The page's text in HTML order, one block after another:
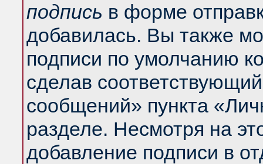
подпись в форме
добавилась. Вы также
подписи по умолчанию
сделав
сообщений» пункта
разделе. Несмотря на
добавление подписи в